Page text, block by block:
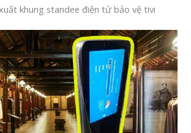
khung standee điện tử bảo vệ tivi